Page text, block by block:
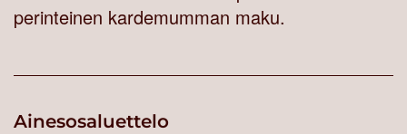
perinteinen kardemumman maku.
Ainesosaluettelo